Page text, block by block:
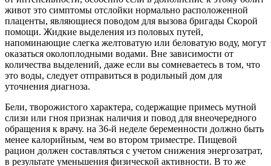
живот это симптомы отслойки нормально расположенной
плаценты, являющиеся поводом для вызова бригады Скорой
помощи. Жидкие выделения из половых путей,
напоминающие слегка желтоватую или беловатую воду, могут
оказаться околоплодными водами. Вне зависимости от
количества выделений, даже если вы сомневаетесь в том, что
это воды, следует отправиться в родильный дом для
уточнения диагноза.
Бели, творожистого характера, содержащие примесь мутной
слизи или гноя признак наличия и повод для внеочередного
обращения к врачу. на 36-й неделе беременности должно быть
менее калорийным, чем во втором триместре. Пищевой
рацион должен составляться с учетом снижения энергозатрат,
в результате уменьшения физической активности. В то же